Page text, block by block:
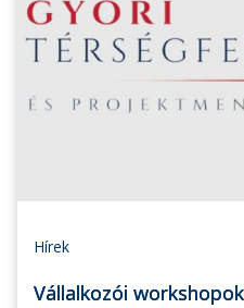
Hírek
Vállalkozói